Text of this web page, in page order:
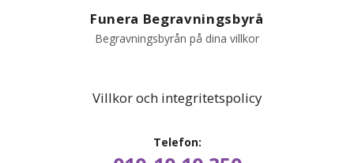
Funera Begravningsbyrå
Begravningsbyrån på dina villkor
Villkor och integritetspolicy
Telefon: